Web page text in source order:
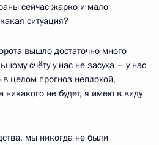
сейчас жарко и мало
ситуация?
вышло достаточно много
счёту у нас не засуха – у нас
целом прогноз неплохой,
не будет, я имею в виду
мы никогда не были